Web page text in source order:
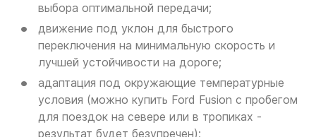
выбора оптимальной передачи;
движение под уклон для быстрого
переключения на минимальную скорость и
лучшей устойчивости на дороге;
адаптация под окружающие температурные
условия (можно купить Ford Fusion с пробегом
для поездок на севере или в тропиках -
результат будет безупречен);